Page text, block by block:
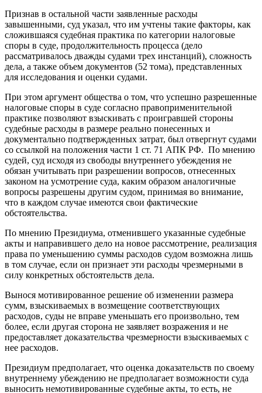
Признав в остальной части заявленные расходы
завышенными, суд указал, что им учтены такие факторы, как
сложившаяся судебная практика по категории налоговые
споры в суде, продолжительность процесса (дело
рассматривалось дважды судами трех инстанций), сложность
дела, а также объем документов (52 тома), представленных
для исследования и оценки судами.
При этом аргумент общества о том, что успешно разрешенные
налоговые споры в суде согласно правоприменительной
практике позволяют взыскивать с проигравшей стороны
судебные расходы в размере реально понесенных и
документально подтвержденных затрат, был отвергнут судами
со ссылкой на положения части 1 ст. 71 АПК РФ. По мнению
судей, суд исходя из свободы внутреннего убеждения не
обязан учитывать при разрешении вопросов, отнесенных
законом на усмотрение суда, каким образом аналогичные
вопросы разрешены другим судом, принимая во внимание,
что в каждом случае имеются свои фактические
обстоятельства.
По мнению Президиума, отменившего указанные судебные
акты и направившего дело на новое рассмотрение, реализация
права по уменьшению суммы расходов судом возможна лишь
в том случае, если он признает эти расходы чрезмерными в
силу конкретных обстоятельств дела.
Вынося мотивированное решение об изменении размера
сумм, взыскиваемых в возмещение соответствующих
расходов, суды не вправе уменьшать его произвольно, тем
более, если другая сторона не заявляет возражения и не
предоставляет доказательства чрезмерности взыскиваемых с
нее расходов.
Президиум предполагает, что оценка доказательств по своему
внутреннему убеждению не предполагает возможности суда
выносить немотивированные судебные акты, то есть, не